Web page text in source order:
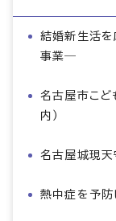
結婚新生活
事業―
名古屋市こど
内）
名古屋城現天
熱中症を予防